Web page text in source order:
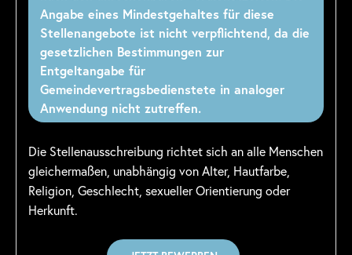
Angabe eines Mindestgehaltes für diese
Stellenangebote ist nicht verpflichtend, da die
gesetzlichen Bestimmungen zur
Entgeltangabe für
Gemeindevertragsbedienstete in analoger
Anwendung nicht zutreffen.
Die Stellenausschreibung richtet sich an alle Menschen
gleichermaßen, unabhängig von Alter, Hautfarbe,
Religion, Geschlecht, sexueller Orientierung oder
Herkunft.